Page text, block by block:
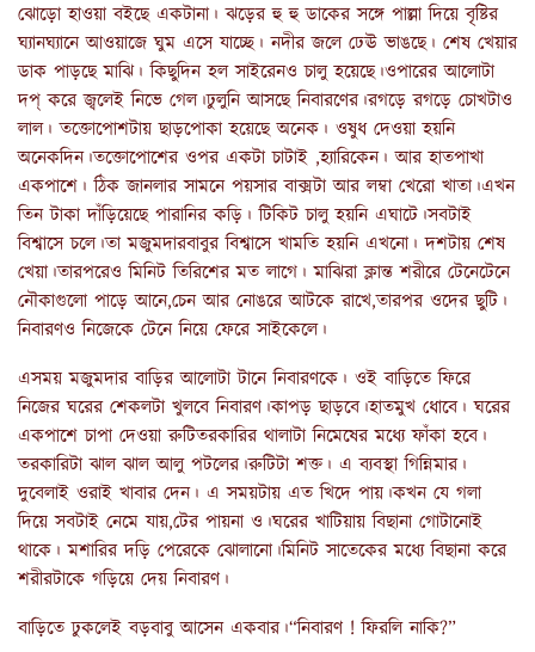
ঝোড়ো হাওয়া বইছে একটানা। ঝড়ের হু হু ডাকের সঙ্গে পাল্লা দিয়ে বৃষ্টির
ঘ্যানঘ্যানে আওয়াজে ঘুম এসে যাচ্ছে। নদীর জলে ঢেঊ ভাঙছে। শেষ খেয়ার
ডাক পাড়ছে মাঝি। কিছুদিন হল সাইরেনও চালু হয়েছে।ওপারের আলোটা
দপ্‌ করে জ্বলেই নিভে গেল।ঢুলুনি আসছে নিবারণের।রগড়ে রগড়ে চোখটাও
লাল। তক্তোপোশটায় ছাড়পোকা হয়েছে অনেক। ওষুধ দেওয়া হয়নি
অনেকদিন।তক্তোপোশের ওপর একটা চাটাই ,হ্যারিকেন। আর হাতপাখা
একপাশে। ঠিক জানলার সামনে পয়সার বাক্সটা আর লম্বা খেরো খাতা।এখন
তিন টাকা দাঁড়িয়েছে পারানির কড়ি। টিকিট চালু হয়নি এঘাটে।সবটাই
বিশ্বাসে চলে।তা মজুমদারবাবুর বিশ্বাসে খামতি হয়নি এখনো। দশটায় শেষ
খেয়া।তারপরেও মিনিট তিরিশের মত লাগে। মাঝিরা ক্লান্ত শরীরে টেনেটেনে
নৌকাগুলো পাড়ে আনে,চেন আর নোঙরে আটকে রাখে,তারপর ওদের ছুটি।
নিবারণও নিজেকে টেনে নিয়ে ফেরে সাইকেলে।
এসময় মজুমদার বাড়ির আলোটা টানে নিবারণকে। ওই বাড়িতে ফিরে
নিজের ঘরের শেকলটা খুলবে নিবারণ।কাপড় ছাড়বে।হাতমুখ ধোবে। ঘরের
একপাশে চাপা দেওয়া রুটিতরকারির থালাটা নিমেষের মধ্যে ফাঁকা হবে।
তরকারিটা ঝাল ঝাল আলু পটলের।রুটিটা শক্ত। এ ব্যবস্থা গিন্নিমার।
দুবেলাই ওরাই খাবার দেন। এ সময়টায় এত খিদে পায়।কখন যে গলা
দিয়ে সবটাই নেমে যায়,টের পায়না ও।ঘরের খাটিয়ায় বিছানা গোটানোই
থাকে। মশারির দড়ি পেরেকে ঝোলানো।মিনিট সাতেকের মধ্যে বিছানা করে
শরীরটাকে গড়িয়ে দেয় নিবারণ।
বাড়িতে ঢুকলেই বড়বাবু আসেন একবার।“নিবারণ ! ফিরলি নাকি?”